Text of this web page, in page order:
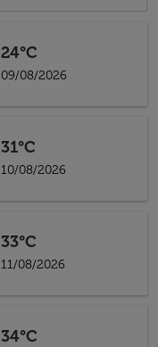
24°C
09/08/2026
31°C
10/08/2026
33°C
11/08/2026
34°C